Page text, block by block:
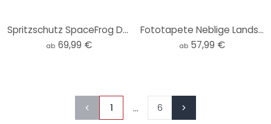
Spritzschutz SpaceFrog Designs - Herbstmorgen
ab 69,99 €
Fototapete Neblige Landschaft in der Nacht - SpaceFrog Designs
ab 57,99 €
1 ... 6